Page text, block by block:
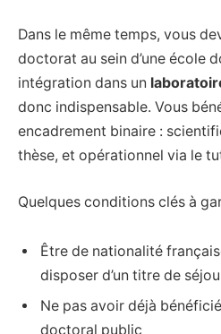
Dans le même temps, vous
doctorat au sein d’une école
intégration dans un
donc indispensable. Vous
encadrement binaire :
thèse, et opérationnel via le
Quelques conditions clés à
Être de nationalité
disposer d’un titre de
Ne pas avoir déjà
doctoral public